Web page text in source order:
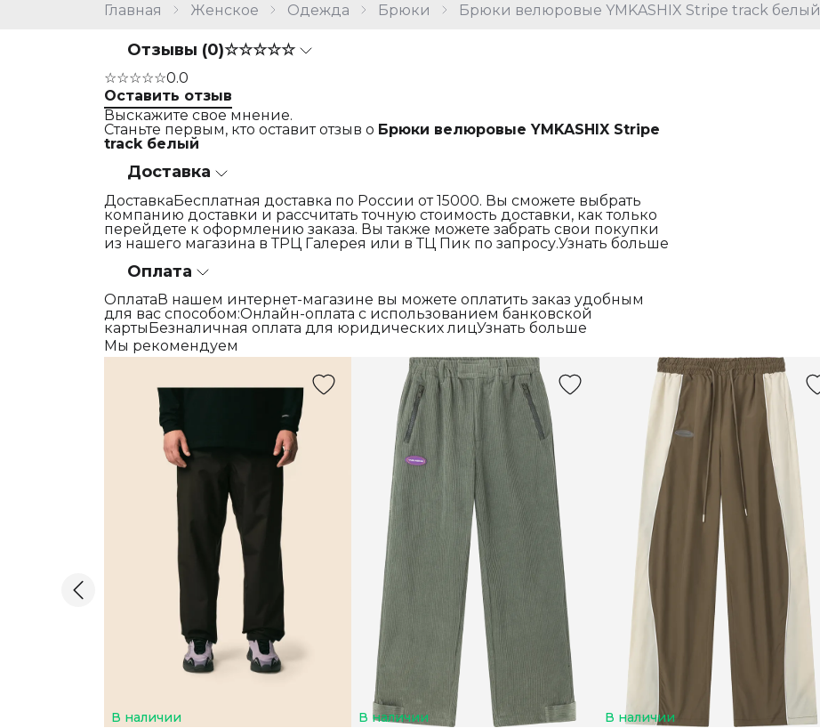
Главная Женское Одежда Брюки Брюки велюровые YMKASHIX Stripe track белый
Отзывы (0)☆☆☆☆☆
☆☆☆☆☆0.0
Оставить отзыв
Выскажите свое мнение.
Станьте первым, кто оставит отзыв о Брюки велюровые YMKASHIX Stripe
track белый
Доставка
ДоставкаБесплатная доставка по России от 15000. Вы сможете выбрать
компанию доставки и рассчитать точную стоимость доставки, как только
перейдете к оформлению заказа. Вы также можете забрать свои покупки
из нашего магазина в ТРЦ Галерея или в ТЦ Пик по запросу.Узнать больше
Оплата
ОплатаВ нашем интернет-магазине вы можете оплатить заказ удобным
для вас способом:Онлайн-оплата с использованием банковской
картыБезналичная оплата для юридических лицУзнать больше
Мы рекомендуем
В наличии В наличии В наличии